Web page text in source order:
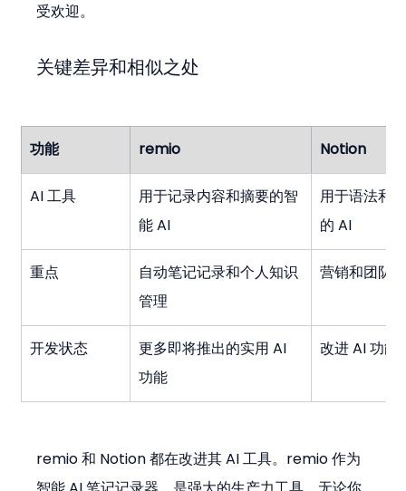
受欢迎。
关键差异和相似之处
功能 remio Notion
AI 工具
用于记录内容和摘要的智
能 AI
用于语法和
的 AI
重点
自动笔记记录和个人知识
管理
营销和团队
开发状态
更多即将推出的实用 AI
功能
改进 AI 功能
remio 和 Notion 都在改进其 AI 工具。remio 作为